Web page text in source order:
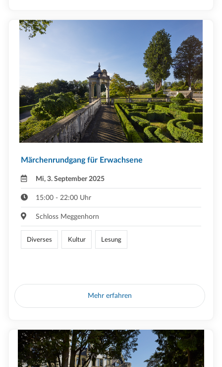
Märchenrundgang für Erwachsene
Mi, 3. September 2025
15:00 - 22:00 Uhr
Schloss Meggenhorn
Diverses Kultur Lesung
Mehr erfahren